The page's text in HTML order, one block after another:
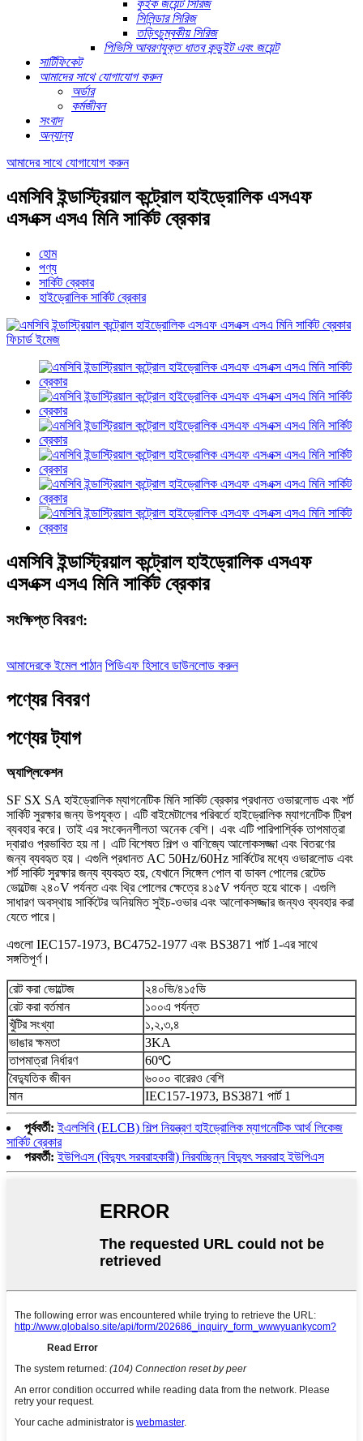
কুইক জয়েন্ট সিরিজ
সিলিন্ডার সিরিজ
তড়িৎচুম্বকীয় সিরিজ
পিভিসি আবরণযুক্ত ধাতব কন্ডুইট এবং জয়েন্ট
সার্টিফিকেট
আমাদের সাথে যোগাযোগ করুন
অর্ডার
কর্মজীবন
সংবাদ
অন্যান্য
আমাদের সাথে যোগাযোগ করুন
এমসিবি ইন্ডাস্ট্রিয়াল কন্ট্রোল হাইড্রোলিক এসএফ
এসএক্স এসএ মিনি সার্কিট ব্রেকার
হোম
পণ্য
সার্কিট ব্রেকার
হাইড্রোলিক সার্কিট ব্রেকার
এমসিবি ইন্ডাস্ট্রিয়াল কন্ট্রোল হাইড্রোলিক এসএফ
এসএক্স এসএ মিনি সার্কিট ব্রেকার
সংক্ষিপ্ত বিবরণ:
আমাদেরকে ইমেল পাঠান পিডিএফ হিসাবে ডাউনলোড করুন
পণ্যের বিবরণ
পণ্যের ট্যাগ
অ্যাপ্লিকেশন
SF SX SA হাইড্রোলিক ম্যাগনেটিক মিনি সার্কিট ব্রেকার প্রধানত ওভারলোড এবং শর্ট
সার্কিট সুরক্ষার জন্য উপযুক্ত। এটি বাইমেটালের পরিবর্তে হাইড্রোলিক ম্যাগনেটিক ট্রিপ
ব্যবহার করে। তাই এর সংবেদনশীলতা অনেক বেশি। এবং এটি পারিপার্শ্বিক তাপমাত্রা
দ্বারাও প্রভাবিত হয় না। এটি বিশেষত শিল্প ও বাণিজ্যে আলোকসজ্জা এবং বিতরণের
জন্য ব্যবহৃত হয়। এগুলি প্রধানত AC 50Hz/60Hz সার্কিটের মধ্যে ওভারলোড এবং
শর্ট সার্কিট সুরক্ষার জন্য ব্যবহৃত হয়, যেখানে সিঙ্গেল পোল বা ডাবল পোলের রেটেড
ভোল্টেজ ২৪০V পর্যন্ত এবং থ্রি পোলের ক্ষেত্রে ৪১৫V পর্যন্ত হয়ে থাকে। এগুলি
সাধারণ অবস্থায় সার্কিটের অনিয়মিত সুইচ-ওভার এবং আলোকসজ্জার জন্যও ব্যবহার করা
যেতে পারে।
এগুলো IEC157-1973, BC4752-1977 এবং BS3871 পার্ট 1-এর সাথে
সঙ্গতিপূর্ণ।
রেট করা ভোল্টেজ
২৪০ভি/৪১৫ভি
রেট করা বর্তমান
১০০এ পর্যন্ত
খুঁটির সংখ্যা
১,২,৩,৪
ভাঙার ক্ষমতা
3KA
তাপমাত্রা নির্ধারণ
60℃
বৈদ্যুতিক জীবন
৬০০০ বারেরও বেশি
মান
IEC157-1973, BS3871 পার্ট 1
পূর্ববর্তী: ইএলসিবি (ELCB) শিল্প নিয়ন্ত্রণ হাইড্রোলিক ম্যাগনেটিক আর্থ লিকেজ
সার্কিট ব্রেকার
পরবর্তী: ইউপিএস (বিদ্যুৎ সরবরাহকারী) নিরবচ্ছিন্ন বিদ্যুৎ সরবরাহ ইউপিএস